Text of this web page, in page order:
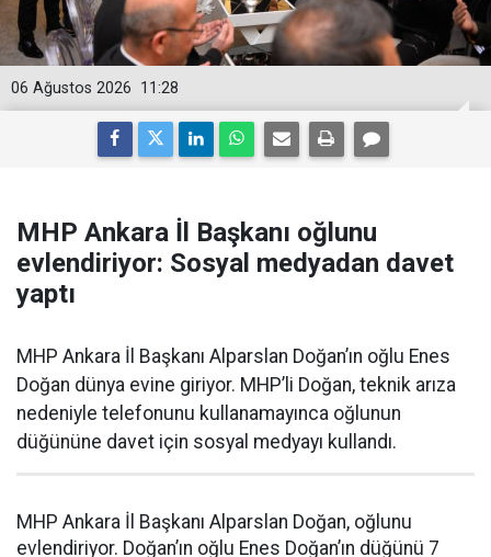
11:28
06 Ağustos 2026
MHP Ankara İl Başkanı oğlunu
evlendiriyor: Sosyal medyadan davet
yaptı
MHP Ankara İl Başkanı Alparslan Doğan’ın oğlu Enes
Doğan dünya evine giriyor. MHP’li Doğan, teknik arıza
nedeniyle telefonunu kullanamayınca oğlunun
düğününe davet için sosyal medyayı kullandı.
MHP Ankara İl Başkanı Alparslan Doğan, oğlunu
evlendiriyor. Doğan’ın oğlu Enes Doğan’ın düğünü 7